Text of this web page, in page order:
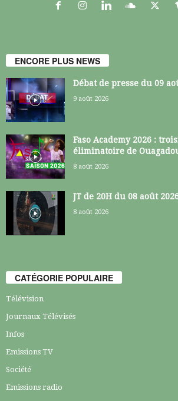
ENCORE PLUS NEWS
Débat de presse du 09
9 août 2026
Faso Academy 2026 :
éliminatoire de
8 août 2026
JT de 20H du 08 août
8 août 2026
CATÉGORIE POPULAIRE
Télévision
Journaux Télévisés
Infos
Emissions TV
Société
Emissions radio